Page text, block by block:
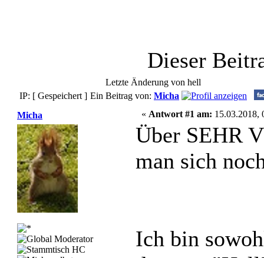
Dieser
Letzte Änderung von hell
IP: [ Gespeichert ] Ein Beitrag von: Micha
Micha
« Antwort #1 am: 15.03.2018,
Über SEHR
man sich
Ich bin